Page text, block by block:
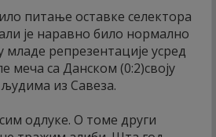
питање оставке селектора
је наравно било нормално
младе репрезентације усред
меча са Данском (0:2)своју
из Савеза.
одлуке. О томе други